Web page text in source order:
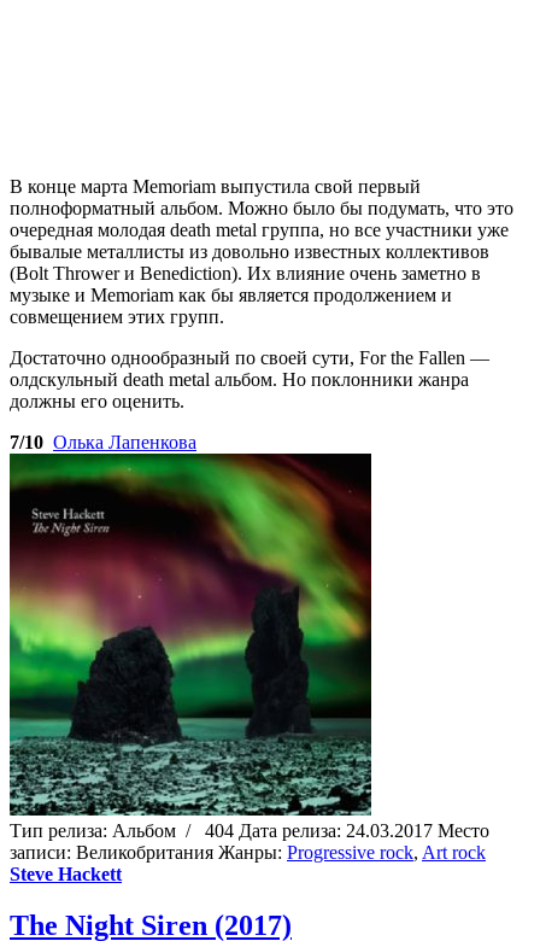
В конце марта Memoriam выпустила свой первый
полноформатный альбом. Можно было бы подумать, что это
очередная молодая death metal группа, но все участники уже
бывалые металлисты из довольно известных коллективов
(Bolt Thrower и Benediction). Их влияние очень заметно в
музыке и Memoriam как бы является продолжением и
совмещением этих групп.
Достаточно однообразный по своей сути, For the Fallen —
олдскульный death metal альбом. Но поклонники жанра
должны его оценить.
7/10 Олька Лапенкова
Тип релиза: Альбом / 404 Дата релиза: 24.03.2017 Место
записи: Великобритания Жанры: Progressive rock, Art rock
Steve Hackett
The Night Siren (2017)